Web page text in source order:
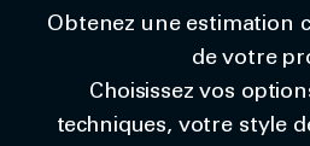
Obtenez une estimation
de votre
Choisissez vos
techniques, votre style